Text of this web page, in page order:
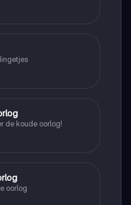
de koude oorlog!
oorlog